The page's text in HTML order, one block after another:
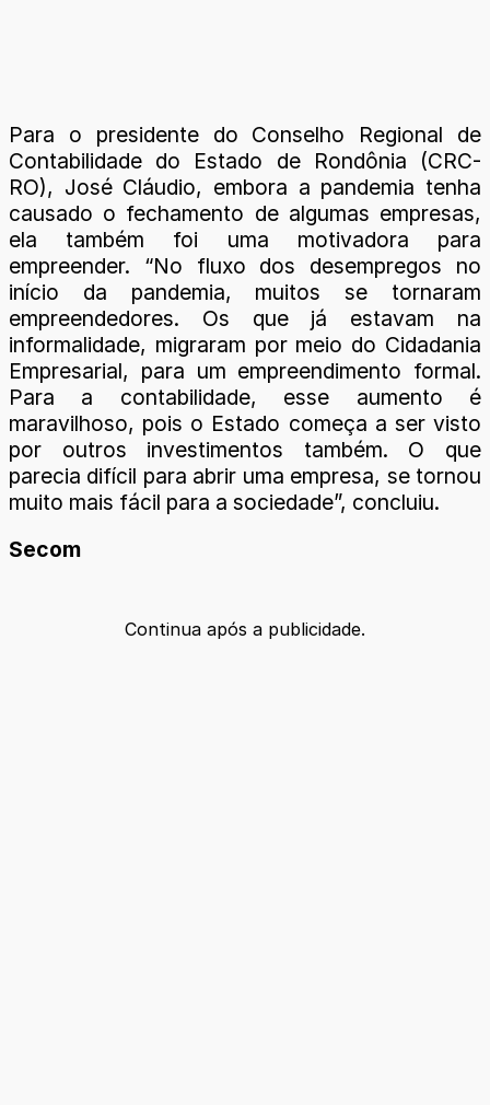
Para o presidente do Conselho Regional de
Contabilidade do Estado de Rondônia (CRC-
RO), José Cláudio, embora a pandemia tenha
causado o fechamento de algumas empresas,
ela também foi uma motivadora para
empreender. “No fluxo dos desempregos no
início da pandemia, muitos se tornaram
empreendedores. Os que já estavam na
informalidade, migraram por meio do Cidadania
Empresarial, para um empreendimento formal.
Para a contabilidade, esse aumento é
maravilhoso, pois o Estado começa a ser visto
por outros investimentos também. O que
parecia difícil para abrir uma empresa, se tornou
muito mais fácil para a sociedade”, concluiu.
Secom
Continua após a publicidade.